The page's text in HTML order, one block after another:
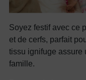
Soyez festif avec ce
et de cerfs, parfait
tissu ignifuge assure
famille.